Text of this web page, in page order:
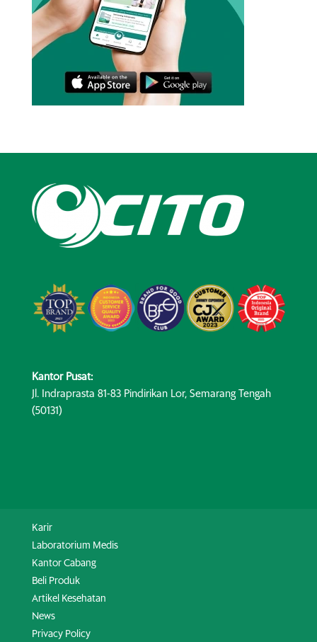
Kantor Pusat:
Jl. Indraprasta 81-83 Pindirikan Lor, Semarang Tengah
(50131)
Karir
Laboratorium Medis
Kantor Cabang
Beli Produk
Artikel Kesehatan
News
Privacy Policy